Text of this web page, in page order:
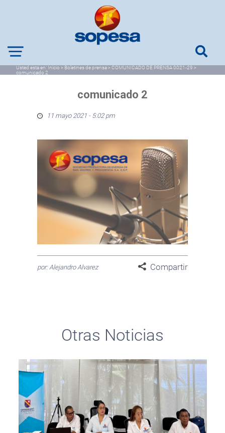
Usted esta en: Inicio > Boletines de prensa> COMUNICADO DE PRENSA 0021-29 >
comunicado 2
comunicado 2
11 mayo 2021 - 5:02 pm
por: Alejandro Alvarez Compartir
Otras Noticias